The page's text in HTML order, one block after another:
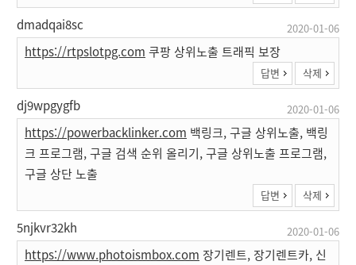
dmadqai8sc 2020-01-06
https://rtpslotpg.com 쿠팡 상위노출 트래픽 보장
답변 삭제
dj9wpgygfb 2020-01-06
https://powerbacklinker.com 백링크, 구글 상위노출, 백링
크 프로그램, 구글 검색 순위 올리기, 구글 상위노출 프로그램,
구글 상단 노출
답변 삭제
5njkvr32kh 2020-01-06
https://www.photoismbox.com 장기렌트, 장기렌트카, 신